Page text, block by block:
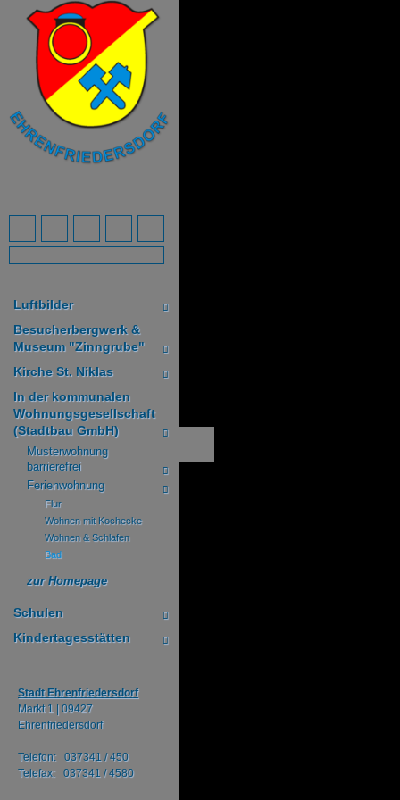
Luftbilder
Besucherbergwerk &
Museum "Zinngrube"
Kirche St. Niklas
In der kommunalen
Wohnungsgesellschaft
(Stadtbau GmbH)
Musterwohnung
barrierefrei
Ferienwohnung
Flur
Wohnen mit Kochecke
Wohnen & Schlafen
Bad
zur Homepage
Schulen
Kindertagesstätten
Stadt Ehrenfriedersdorf
Markt 1 | 09427
Ehrenfriedersdorf
Telefon: 037341 / 450
Telefax: 037341 / 4580